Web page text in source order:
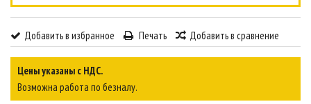
Добавить в избранное Печать Добавить в сравнение
Цены указаны с НДС.
Возможна работа по безналу.